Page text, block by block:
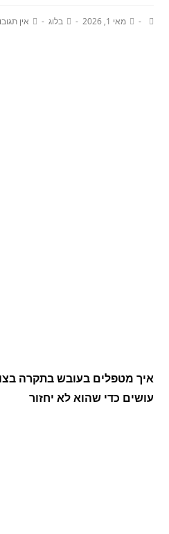
מאי 1, 2026 בלוג אין
איך מטפלים בעובש בתקרה
עושים כדי שהוא לא יחזור